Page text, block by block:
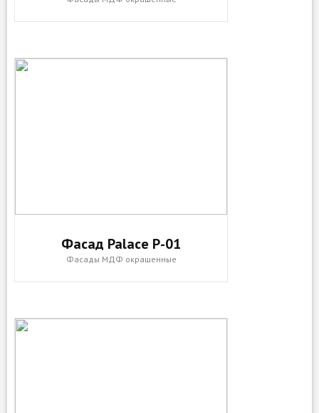
Фасад Palace P-01
Фасады МДФ окрашенные